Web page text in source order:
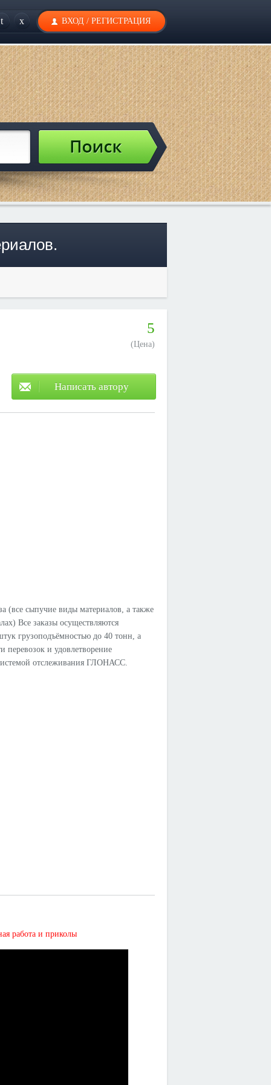
t x ВХОД / РЕГИСТРАЦИЯ
5
(Цена)
Написать автору
(все сыпучие виды материалов, а также
Все заказы осуществляются
грузоподъёмностью до 40 тонн, а
перевозок и удовлетворение
отслеживания ГЛОНАСС.
и приколы